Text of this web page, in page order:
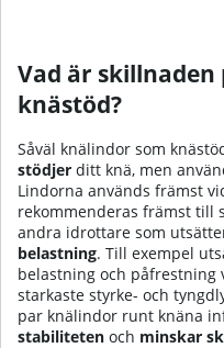
Vad är
knästöd?
Såväl knälindor som
stödjer ditt knä, men
Lindorna används främst
rekommenderas främst till
andra idrottare som
belastning. Till exempel
belastning och påfrestning
starkaste styrke- och
par knälindor runt knäna
stabiliteten och minskar